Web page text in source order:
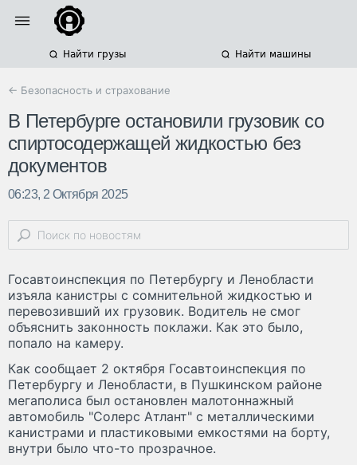
Найти грузы Найти машины
← Безопасность и страхование
В Петербурге остановили грузовик со
спиртосодержащей жидкостью без
документов
06:23, 2 Октября 2025
Госавтоинспекция по Петербургу и Ленобласти
изъяла канистры с сомнительной жидкостью и
перевозивший их грузовик. Водитель не смог
объяснить законность поклажи. Как это было,
попало на камеру.
Как сообщает 2 октября Госавтоинспекция по
Петербургу и Ленобласти, в Пушкинском районе
мегаполиса был остановлен малотоннажный
автомобиль "Солерс Атлант" с металлическими
канистрами и пластиковыми емкостями на борту,
внутри было что-то прозрачное.